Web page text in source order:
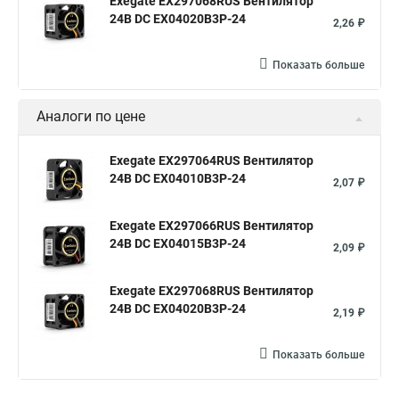
24В DC EX04020B3P-24
2,26 ₽
Показать больше
Аналоги по цене
Exegate EX297064RUS Вентилятор
24В DC EX04010B3P-24
2,07 ₽
Exegate EX297066RUS Вентилятор
24В DC EX04015B3P-24
2,09 ₽
Exegate EX297068RUS Вентилятор
24В DC EX04020B3P-24
2,19 ₽
Показать больше